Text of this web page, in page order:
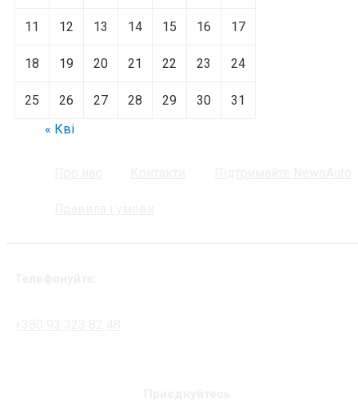
11 12 13 14 15 16 17
18 19 20 21 22 23 24
25 26 27 28 29 30
31
« Кві